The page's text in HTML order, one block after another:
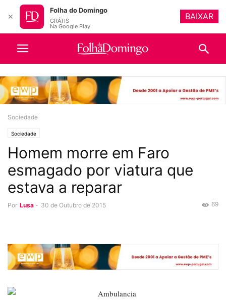
Sociedade
Sociedade
Homem morre em Faro
esmagado por viatura que
estava a reparar
Por Lusa - 30 de Outubro de 2015 69
✕
Folha do Domingo
GRÁTIS
Na Google Play
BAIXAR